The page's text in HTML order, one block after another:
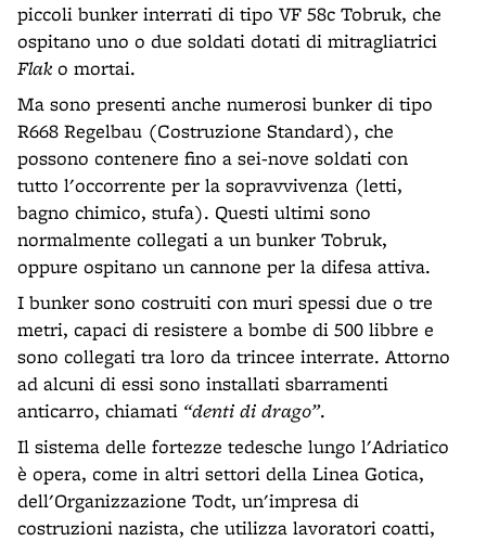
piccoli bunker interrati di tipo VF 58c Tobruk, che
ospitano uno o due soldati dotati di mitragliatrici
Flak o mortai.
Ma sono presenti anche numerosi bunker di tipo
R668 Regelbau (Costruzione Standard), che
possono contenere fino a sei-nove soldati con
tutto l'occorrente per la sopravvivenza (letti,
bagno chimico, stufa). Questi ultimi sono
normalmente collegati a un bunker Tobruk,
oppure ospitano un cannone per la difesa attiva.
I bunker sono costruiti con muri spessi due o tre
metri, capaci di resistere a bombe di 500 libbre e
sono collegati tra loro da trincee interrate. Attorno
ad alcuni di essi sono installati sbarramenti
anticarro, chiamati “denti di drago”.
Il sistema delle fortezze tedesche lungo l'Adriatico
è opera, come in altri settori della Linea Gotica,
dell'Organizzazione Todt, un'impresa di
costruzioni nazista, che utilizza lavoratori coatti,